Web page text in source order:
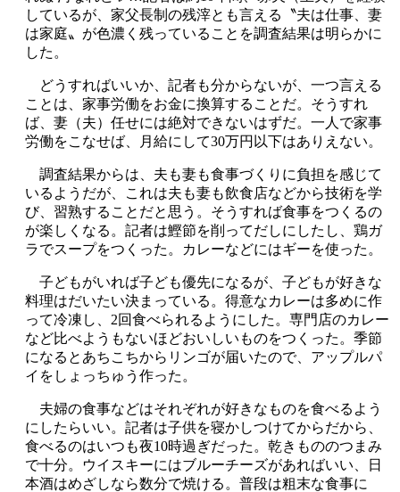
しているが、家父長制の残滓とも言える〝夫は仕事、妻
は家庭〟が色濃く残っていることを調査結果は明らかに
した。
どうすればいいか、記者も分からないが、一つ言える
ことは、家事労働をお金に換算することだ。そうすれ
ば、妻（夫）任せには絶対できないはずだ。一人で家事
労働をこなせば、月給にして30万円以下はありえない。
調査結果からは、夫も妻も食事づくりに負担を感じて
いるようだが、これは夫も妻も飲食店などから技術を学
び、習熟することだと思う。そうすれば食事をつくるの
が楽しくなる。記者は鰹節を削ってだしにしたし、鶏ガ
ラでスープをつくった。カレーなどにはギーを使った。
子どもがいれば子ども優先になるが、子どもが好きな
料理はだいたい決まっている。得意なカレーは多めに作
って冷凍し、2回食べられるようにした。専門店のカレー
など比べようもないほどおいしいものをつくった。季節
になるとあちこちからリンゴが届いたので、アップルパ
イをしょっちゅう作った。
夫婦の食事などはそれぞれが好きなものを食べるよう
にしたらいい。記者は子供を寝かしつけてからだから、
食べるのはいつも夜10時過ぎだった。乾きもののつまみ
で十分。ウイスキーにはブルーチーズがあればいい、日
本酒はめざしなら数分で焼ける。普段は粗末な食事に